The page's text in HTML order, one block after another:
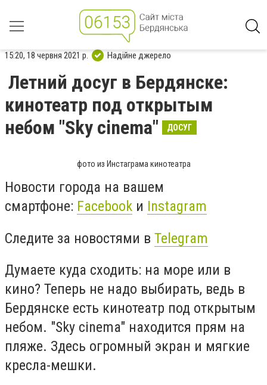
15:20, 18 червня 2021 р. Надійне джерело
Летний досуг в Бердянске:
кинотеатр под открытым
небом "Sky cinema"
ДОСУГ
фото из Инстаграма кинотеатра
Новости города на вашем
смартфоне: Facebook и Instagram
Следите за новостями в Telegram
Думаете куда сходить: на море или в
кино? Теперь не надо выбирать, ведь в
Бердянске есть кинотеатр под открытым
небом. "Sky cinema" находится прям на
пляже. Здесь огромный экран и мягкие
кресла-мешки.